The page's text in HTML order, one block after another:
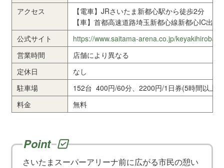
アクセス
【電車】JRさいたま新都心駅から徒歩2分
【車】首都高速道路埼玉新都心線新都心IC出口
公式サイト
https://www.saitama-arena.co.jp/keyakihiroba/
営業時間
店舗により異なる
定休日
なし
駐車場
152台 400円/60分、2200円/1日券(5時間以上)
料金
無料
さいたまスーパーアリーナ前に広がる市民の憩い